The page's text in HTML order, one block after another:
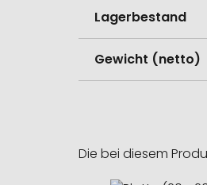
Lagerbestand
Gewicht (netto)
Die bei diesem